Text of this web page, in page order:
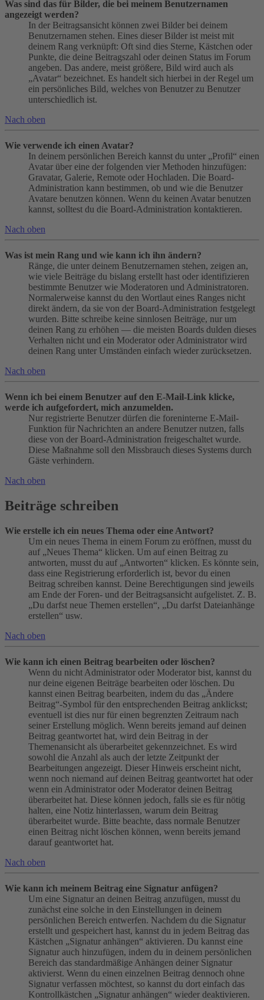
Was sind das für Bilder, die bei meinem Benutzernamen
angezeigt werden?
In der Beitragsansicht können zwei Bilder bei deinem
Benutzernamen stehen. Eines dieser Bilder ist meist mit
deinem Rang verknüpft: Oft sind dies Sterne, Kästchen oder
Punkte, die deine Beitragszahl oder deinen Status im Forum
angeben. Das andere, meist größere, Bild wird auch als
„Avatar“ bezeichnet. Es handelt sich hierbei in der Regel um
ein persönliches Bild, welches von Benutzer zu Benutzer
unterschiedlich ist.
Nach oben
Wie verwende ich einen Avatar?
In deinem persönlichen Bereich kannst du unter „Profil“ einen
Avatar über eine der folgenden vier Methoden hinzufügen:
Gravatar, Galerie, Remote oder Hochladen. Die Board-
Administration kann bestimmen, ob und wie die Benutzer
Avatare benutzen können. Wenn du keinen Avatar benutzen
kannst, solltest du die Board-Administration kontaktieren.
Nach oben
Was ist mein Rang und wie kann ich ihn ändern?
Ränge, die unter deinem Benutzernamen stehen, zeigen an,
wie viele Beiträge du bislang erstellt hast oder identifizieren
bestimmte Benutzer wie Moderatoren und Administratoren.
Normalerweise kannst du den Wortlaut eines Ranges nicht
direkt ändern, da sie von der Board-Administration festgelegt
wurden. Bitte schreibe keine sinnlosen Beiträge, nur um
deinen Rang zu erhöhen — die meisten Boards dulden dieses
Verhalten nicht und ein Moderator oder Administrator wird
deinen Rang unter Umständen einfach wieder zurücksetzen.
Nach oben
Wenn ich bei einem Benutzer auf den E-Mail-Link klicke,
werde ich aufgefordert, mich anzumelden.
Nur registrierte Benutzer dürfen die foreninterne E-Mail-
Funktion für Nachrichten an andere Benutzer nutzen, falls
diese von der Board-Administration freigeschaltet wurde.
Diese Maßnahme soll den Missbrauch dieses Systems durch
Gäste verhindern.
Nach oben
Beiträge schreiben
Wie erstelle ich ein neues Thema oder eine Antwort?
Um ein neues Thema in einem Forum zu eröffnen, musst du
auf „Neues Thema“ klicken. Um auf einen Beitrag zu
antworten, musst du auf „Antworten“ klicken. Es könnte sein,
dass eine Registrierung erforderlich ist, bevor du einen
Beitrag schreiben kannst. Deine Berechtigungen sind jeweils
am Ende der Foren- und der Beitragsansicht aufgelistet. Z. B.
„Du darfst neue Themen erstellen“, „Du darfst Dateianhänge
erstellen“ usw.
Nach oben
Wie kann ich einen Beitrag bearbeiten oder löschen?
Wenn du nicht Administrator oder Moderator bist, kannst du
nur deine eigenen Beiträge bearbeiten oder löschen. Du
kannst einen Beitrag bearbeiten, indem du das „Ändere
Beitrag“-Symbol für den entsprechenden Beitrag anklickst;
eventuell ist dies nur für einen begrenzten Zeitraum nach
seiner Erstellung möglich. Wenn bereits jemand auf deinen
Beitrag geantwortet hat, wird dein Beitrag in der
Themenansicht als überarbeitet gekennzeichnet. Es wird
sowohl die Anzahl als auch der letzte Zeitpunkt der
Bearbeitungen angezeigt. Dieser Hinweis erscheint nicht,
wenn noch niemand auf deinen Beitrag geantwortet hat oder
wenn ein Administrator oder Moderator deinen Beitrag
überarbeitet hat. Diese können jedoch, falls sie es für nötig
halten, eine Notiz hinterlassen, warum dein Beitrag
überarbeitet wurde. Bitte beachte, dass normale Benutzer
einen Beitrag nicht löschen können, wenn bereits jemand
darauf geantwortet hat.
Nach oben
Wie kann ich meinem Beitrag eine Signatur anfügen?
Um eine Signatur an deinen Beitrag anzufügen, musst du
zunächst eine solche in den Einstellungen in deinem
persönlichen Bereich entwerfen. Nachdem du die Signatur
erstellt und gespeichert hast, kannst du in jedem Beitrag das
Kästchen „Signatur anhängen“ aktivieren. Du kannst eine
Signatur auch hinzufügen, indem du in deinem persönlichen
Bereich das standardmäßige Anhängen deiner Signatur
aktivierst. Wenn du einen einzelnen Beitrag dennoch ohne
Signatur verfassen möchtest, so kannst du dort einfach das
Kontrollkästchen „Signatur anhängen“ wieder deaktivieren.